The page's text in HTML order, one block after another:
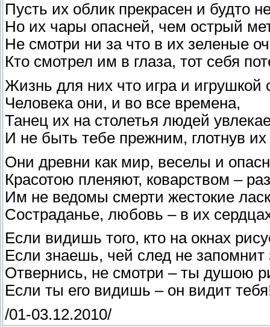
Пусть их облик прекрасен и будто
Но их чары опасней, чем острый
Не смотри ни за что в их зеленые
Кто смотрел им в глаза, тот себя
Жизнь для них что игра и игрушкой
Человека они, и во все времена,
Танец их на столетья людей
И не быть тебе прежним, глотнув
Они древни как мир, веселы и
Красотою пленяют, коварством –
Им не ведомы смерти жестокие
Состраданье, любовь – в их сердцах
Если видишь того, кто на окнах
Если знаешь, чей след не запомнит
Отвернись, не смотри – ты душою
Если ты его видишь – он видит
/01-03.12.2010/